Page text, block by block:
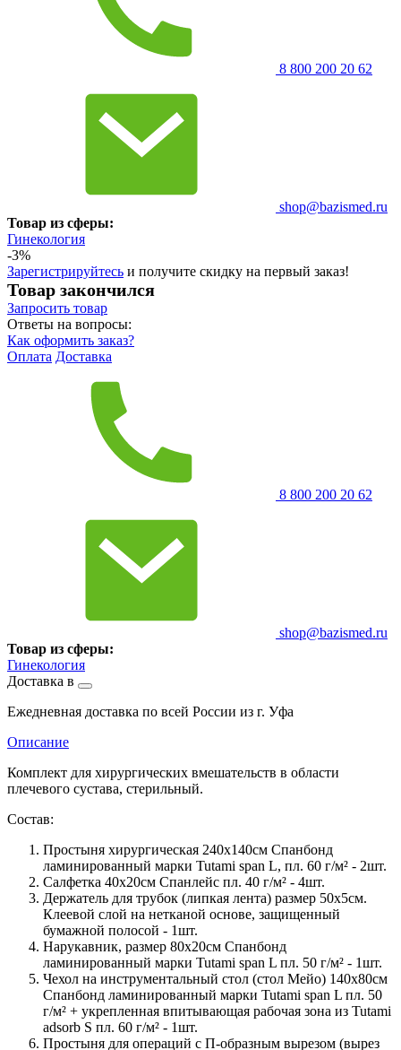
8 800 200 20 62
shop@bazismed.ru
Товар из сферы:
Гинекология
-3%
Зарегистрируйтесь и получите скидку на первый заказ!
Товар закончился
Запросить товар
Ответы на вопросы:
Как оформить заказ?
Оплата Доставка
8 800 200 20 62
shop@bazismed.ru
Товар из сферы:
Гинекология
Доставка в
Ежедневная доставка по всей России из г. Уфа
Описание
Комплект для хирургических вмешательств в области
плечевого сустава, стерильный.
Состав:
Простыня хирургическая 240х140см Спанбонд
ламинированный марки Tutami span L, пл. 60 г/м² - 2шт.
Салфетка 40х20см Спанлейс пл. 40 г/м² - 4шт.
Держатель для трубок (липкая лента) размер 50х5см.
Клеевой слой на нетканой основе, защищенный
бумажной полосой - 1шт.
Нарукавник, размер 80х20см Спанбонд
ламинированный марки Tutami span L пл. 50 г/м² - 1шт.
Чехол на инструментальный стол (стол Мейо) 140х80см
Спанбонд ламинированный марки Tutami span L пл. 50
г/м² + укрепленная впитывающая рабочая зона из Tutami
adsorb S пл. 60 г/м² - 1шт.
Простыня для операций с П-образным вырезом (вырез